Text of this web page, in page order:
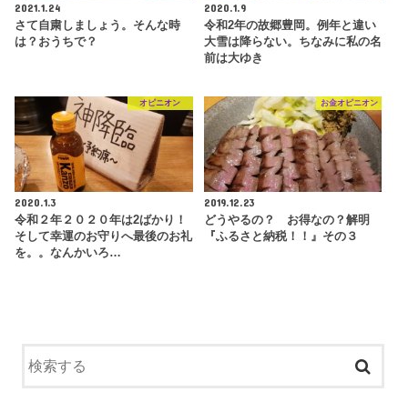
2021.1.24
さて自粛しましょう。そんな時
は？おうちで？
2020.1.9
令和2年の故郷豊岡。例年と違い
大雪は降らない。ちなみに私の名
前は大ゆき
オピニオン
2020.1.3
令和２年２０２０年は2ばかり！
そして幸運のお守りへ最後のお礼
を。。なんかいろ…
お金オピニオン
2019.12.23
どうやるの？ お得なの？解明
『ふるさと納税！！』その３